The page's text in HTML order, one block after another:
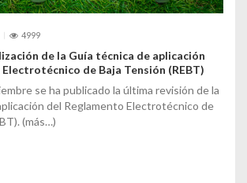
4999
de la Guía técnica de aplicación
de Baja Tensión (REBT)
se ha publicado la última revisión de la
del Reglamento Electrotécnico de
(más…)